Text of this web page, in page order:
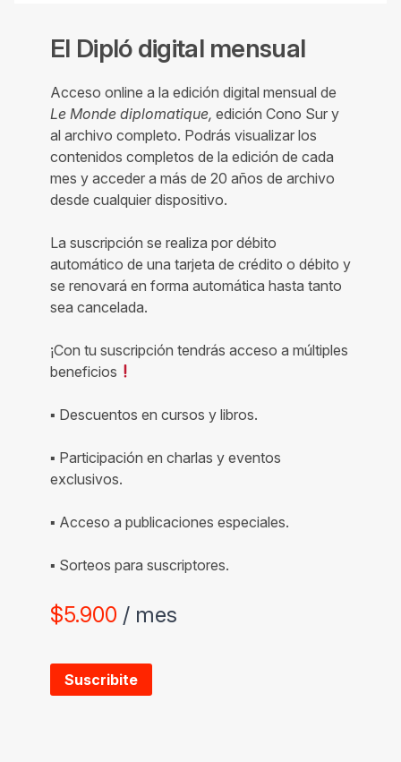
El Dipló digital mensual
Acceso online a la edición digital mensual de
Le Monde diplomatique, edición Cono Sur y
al archivo completo. Podrás visualizar los
contenidos completos de la edición de cada
mes y acceder a más de 20 años de archivo
desde cualquier dispositivo.
La suscripción se realiza por débito
automático de una tarjeta de crédito o débito y
se renovará en forma automática hasta tanto
sea cancelada.
¡Con tu suscripción tendrás acceso a múltiples
beneficios
▪ Descuentos en cursos y libros.
▪ Participación en charlas y eventos
exclusivos.
▪ Acceso a publicaciones especiales.
▪ Sorteos para suscriptores.
$5.900 / mes
Suscribite